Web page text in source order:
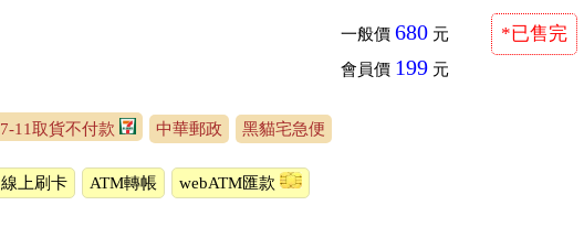
一般價 680 元
會員價 199 元
*已售完
7-11取貨不付款 中華郵政 黑貓宅急便
線上刷卡 ATM轉帳 webATM匯款